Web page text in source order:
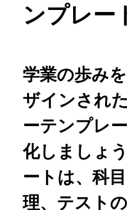
ンプレー
学業の歩み
ザインされ
ーテンプレ
化しましょ
ートは、科
理、テスト